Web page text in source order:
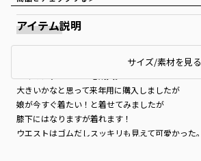
可愛い！
大きいかなと思って来年用に購入しましたが
娘が今すぐ着たい！と着せてみましたが
膝下にはなりますが着れます！
ウエストはゴムだしスッキリも見えて可愛かった。
アイテム説明
サイズ/素材を見る